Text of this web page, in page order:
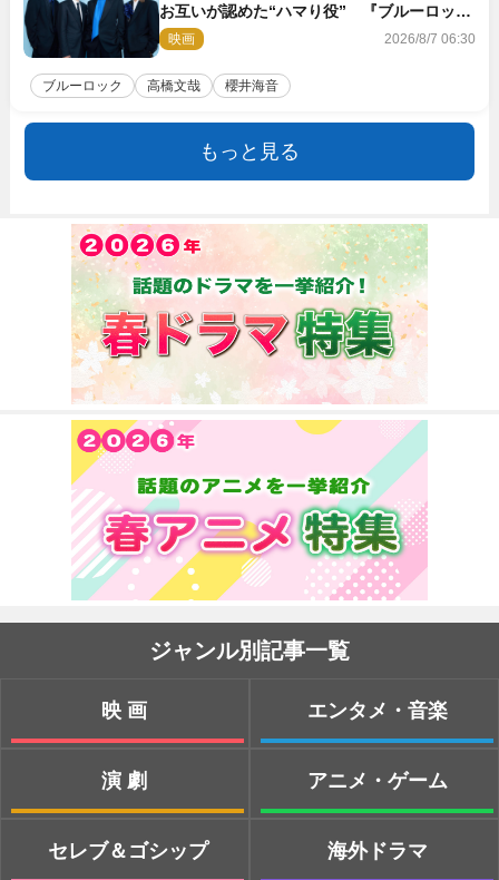
お互いが認めた“ハマり役” 『ブルーロッ
ク』で築いた最高のチームワーク
映画 2026/8/7 06:30
ブルーロック 高橋文哉 櫻井海音
もっと見る
ジャンル別記事一覧
映画
演劇
セレブ＆ゴシップ
エンタメ・音楽
アニメ・ゲーム
海外ドラマ